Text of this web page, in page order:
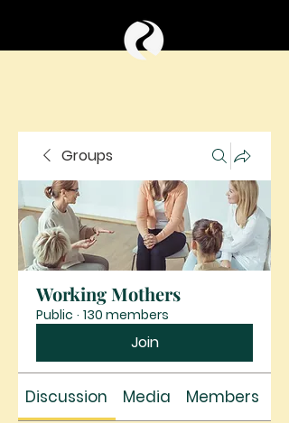
Groups
Working Mothers
Public · 130 members
Join
Discussion Media Members